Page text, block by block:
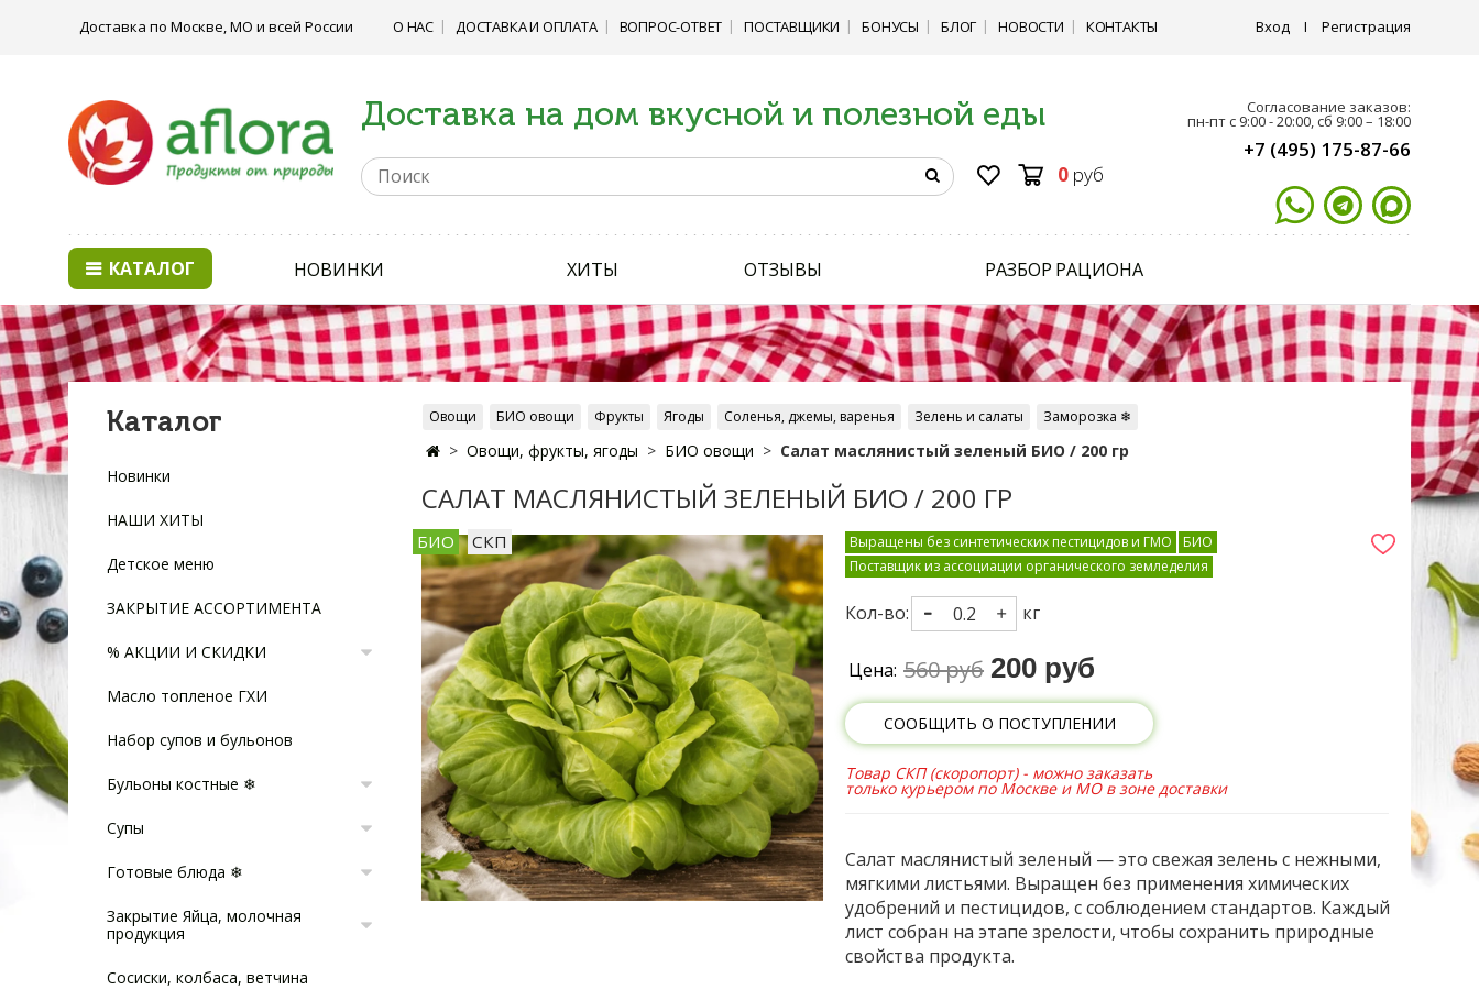
Доставка по Москве, МО и всей России О НАС ДОСТАВКА И ОПЛАТА ВОПРОС-ОТВЕТ ПОСТАВЩИКИ БОНУСЫ БЛОГ НОВОСТИ КОНТАКТЫ Вход I Регистрация
Доставка на дом вкусной и полезной еды
0 руб
Согласование заказов:
пн-пт с 9:00 - 20:00, сб 9:00 – 18:00
+7 (495) 175-87-66
КАТАЛОГ НОВИНКИ ХИТЫ ОТЗЫВЫ РАЗБОР РАЦИОНА
Овощи БИО овощи Фрукты Ягоды Соленья, джемы, варенья Зелень и салаты Заморозка ❄
Овощи, фрукты, ягоды БИО овощи Салат маслянистый зеленый БИО / 200 гр
САЛАТ МАСЛЯНИСТЫЙ ЗЕЛЕНЫЙ БИО / 200 ГР
БИО СКП Выращены без синтетических пестицидов и ГМО
БИО
Поставщик из ассоциации органического земледелия
Кол-во: кг
Цена: 560 руб 200 руб
СООБЩИТЬ О ПОСТУПЛЕНИИ
Товар СКП (скоропорт) - можно заказать
только курьером по Москве и МО в зоне доставки
Салат маслянистый зеленый — это свежая зелень с нежными,
мягкими листьями. Выращен без применения химических
удобрений и пестицидов, с соблюдением стандартов. Каждый
лист собран на этапе зрелости, чтобы сохранить природные
свойства продукта.
Каталог
Новинки
НАШИ ХИТЫ
Детское меню
ЗАКРЫТИЕ АССОРТИМЕНТА
% АКЦИИ И СКИДКИ
Масло топленое ГХИ
Набор супов и бульонов
Бульоны костные ❄
Супы
Готовые блюда ❄
Закрытие Яйца, молочная
продукция
Сосиски, колбаса, ветчина